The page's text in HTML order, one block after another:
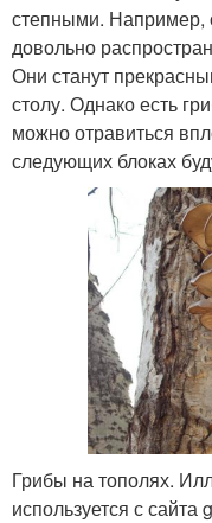
степными. Например,
довольно
Они станут
столу. Однако есть
можно отравиться
следующих блоках
Грибы на тополях.
используется с сайта